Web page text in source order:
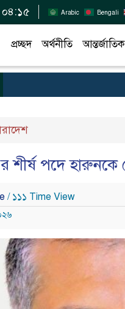
০৪:১৫ Arabic Bengali
প্রচ্ছদ অর্থনীতি আন্তর্জাতিক
শীর্ষ পদে
/ ১১১ Time View